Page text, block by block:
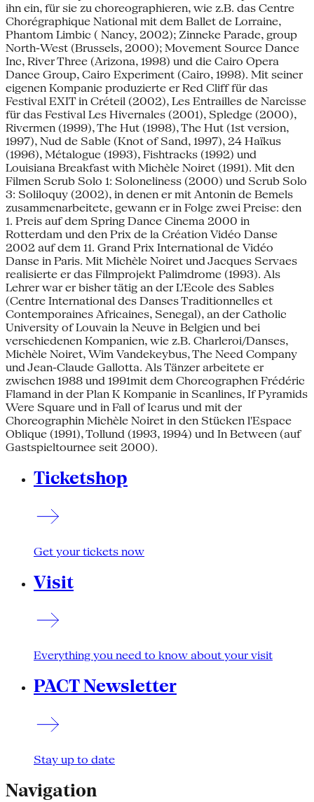
ihn ein, für sie zu choreographieren, wie z.B. das Centre
Chorégraphique National mit dem Ballet de Lorraine,
Phantom Limbic ( Nancy, 2002); Zinneke Parade, group
North-West (Brussels, 2000); Movement Source Dance
Inc, River Three (Arizona, 1998) und die Cairo Opera
Dance Group, Cairo Experiment (Cairo, 1998). Mit seiner
eigenen Kompanie produzierte er Red Cliff für das
Festival EXIT in Créteil (2002), Les Entrailles de Narcisse
für das Festival Les Hivernales (2001), Spledge (2000),
Rivermen (1999), The Hut (1998), The Hut (1st version,
1997), Nud de Sable (Knot of Sand, 1997), 24 Haïkus
(1996), Métalogue (1993), Fishtracks (1992) und
Louisiana Breakfast with Michèle Noiret (1991). Mit den
Filmen Scrub Solo 1: Soloneliness (2000) und Scrub Solo
3: Soliloquy (2002), in denen er mit Antonin de Bemels
zusammenarbeitete, gewann er in Folge zwei Preise: den
1. Preis auf dem Spring Dance Cinema 2000 in
Rotterdam und den Prix de la Création Vidéo Danse
2002 auf dem 11. Grand Prix International de Vidéo
Danse in Paris. Mit Michèle Noiret und Jacques Servaes
realisierte er das Filmprojekt Palimdrome (1993). Als
Lehrer war er bisher tätig an der L'Ecole des Sables
(Centre International des Danses Traditionnelles et
Contemporaines Africaines, Senegal), an der Catholic
University of Louvain la Neuve in Belgien und bei
verschiedenen Kompanien, wie z.B. Charleroi/Danses,
Michèle Noiret, Wim Vandekeybus, The Need Company
und Jean-Claude Gallotta. Als Tänzer arbeitete er
zwischen 1988 und 1991mit dem Choreographen Frédéric
Flamand in der Plan K Kompanie in Scanlines, If Pyramids
Were Square und in Fall of Icarus und mit der
Choreographin Michèle Noiret in den Stücken l'Espace
Oblique (1991), Tollund (1993, 1994) und In Between (auf
Gastspieltournee seit 2000).
Ticketshop
Get your tickets now
Visit
Everything you need to know about your visit
PACT Newsletter
Stay up to date
Navigation